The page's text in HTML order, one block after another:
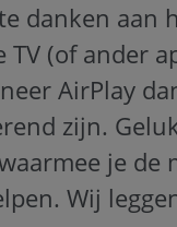
danken aan
(of ander
AirPlay
zijn.
je de
Wij